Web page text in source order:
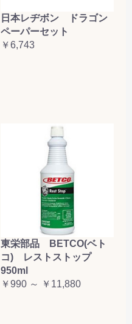
日本レヂボン ドラゴン
ペーパーセット
￥6,743
東栄部品 BETCO(ベト
コ) レストストップ
950ml
￥990 ～ ￥11,880